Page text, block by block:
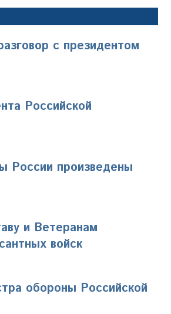
с президентом
Российской
России произведены
и Ветеранам
войск
обороны Российской